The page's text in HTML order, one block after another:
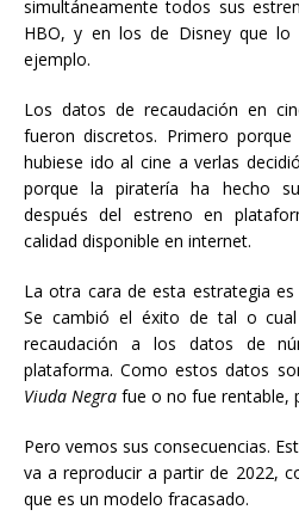
simultáneamente todos sus
HBO, y en los de Disney que lo
ejemplo.
Los datos de recaudación en
fueron discretos. Primero
hubiese ido al cine a verlas
porque la piratería ha hecho
después del estreno en
calidad disponible en internet.
La otra cara de esta estrategia
Se cambió el éxito de tal o
recaudación a los datos de
plataforma. Como estos datos
Viuda Negra fue o no fue rentable,
Pero vemos sus consecuencias.
va a reproducir a partir de 2022,
que es un modelo fracasado.